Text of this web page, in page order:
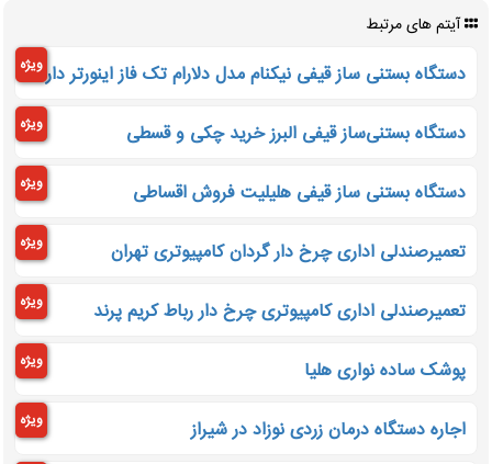
آیتم های مرتبط
دستگاه بستنی ساز قیفی نیکنام مدل دلارام تک فاز اینورتر دارویژه
دستگاه بستنی‌ساز قیفی البرز خرید چکی و قسطی ویژه
دستگاه بستنی ساز قیفی هلیلیت فروش اقساطی ویژه
تعمیرصندلی اداری چرخ دار گردان کامپیوتری تهران ویژه
تعمیرصندلی اداری کامپیوتری چرخ دار رباط کریم پرند ویژه
پوشک ساده نواری هلیا ویژه
اجاره دستگاه درمان زردی نوزاد در شیراز ویژه